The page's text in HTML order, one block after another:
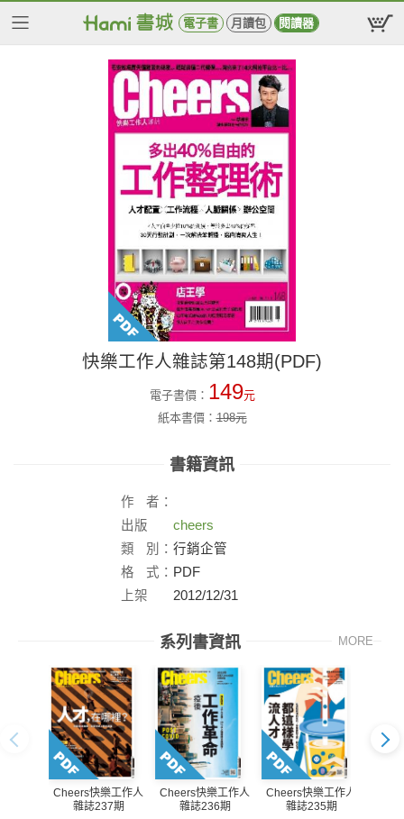
電子書 月讀包 閱讀器
快樂工作人雜誌第148期(PDF)
電子書價： 149元
紙本書價：198元
書籍資訊
作
者：
出版
社：
cheers
類
別： 行銷企管
格
式： PDF
上架
2012/12/31
系列書資訊 MORE
Cheers快樂工作人
雜誌237期
Cheers快樂工作人
雜誌236期
Cheers快樂工作人
雜誌235期